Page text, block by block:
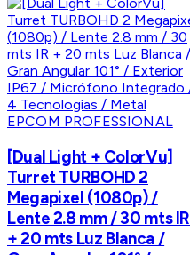
EPCOM PROFESSIONAL
[Dual Light + ColorVu]
Turret TURBOHD 2
Megapixel (1080p) /
Lente 2.8 mm / 30 mts IR
+ 20 mts Luz Blanca /